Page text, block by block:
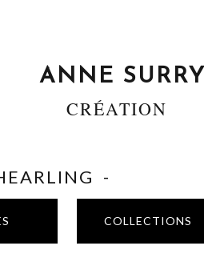
ANNE SURRY
CRÉATION
-
COLLECTIONS